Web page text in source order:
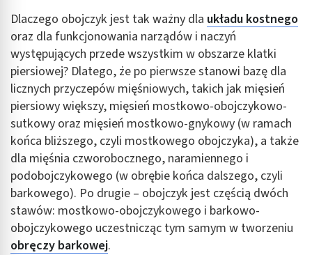
Dlaczego obojczyk jest tak ważny dla układu kostnego
oraz dla funkcjonowania narządów i naczyń
występujących przede wszystkim w obszarze klatki
piersiowej? Dlatego, że po pierwsze stanowi bazę dla
licznych przyczepów mięśniowych, takich jak mięsień
piersiowy większy, mięsień mostkowo-obojczykowo-
sutkowy oraz mięsień mostkowo-gnykowy (w ramach
końca bliższego, czyli mostkowego obojczyka), a także
dla mięśnia czworobocznego, naramiennego i
podobojczykowego (w obrębie końca dalszego, czyli
barkowego). Po drugie – obojczyk jest częścią dwóch
stawów: mostkowo-obojczykowego i barkowo-
obojczykowego uczestnicząc tym samym w tworzeniu
obręczy barkowej.